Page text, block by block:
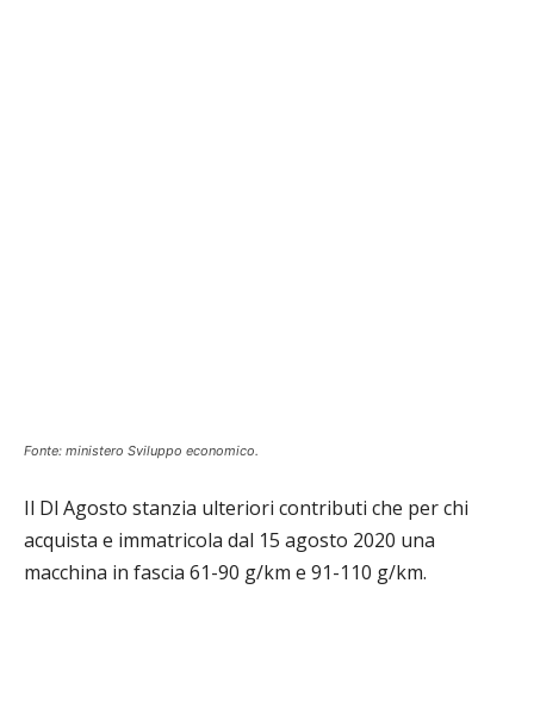
Fonte: ministero Sviluppo economico.
Il Dl Agosto stanzia ulteriori contributi che per chi
acquista e immatricola dal 15 agosto 2020 una
macchina in fascia 61-90 g/km e 91-110 g/km.